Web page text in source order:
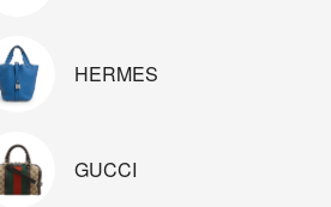
HERMES
GUCCI